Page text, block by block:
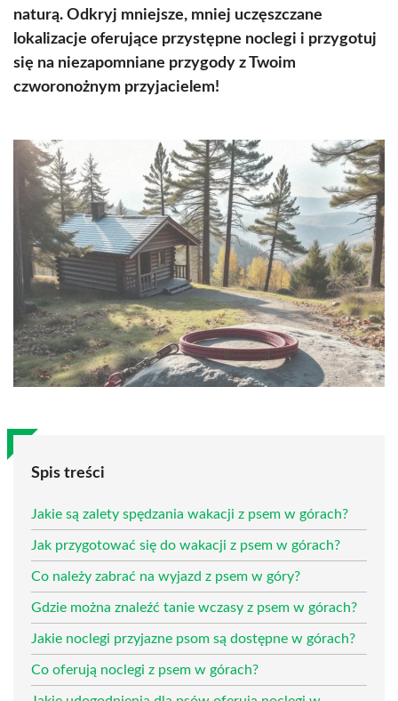
naturą. Odkryj mniejsze, mniej uczęszczane
lokalizacje oferujące przystępne noclegi i przygotuj
się na niezapomniane przygody z Twoim
czworonożnym przyjacielem!
Spis treści
Jakie są zalety spędzania wakacji z psem w górach?
Jak przygotować się do wakacji z psem w górach?
Co należy zabrać na wyjazd z psem w góry?
Gdzie można znaleźć tanie wczasy z psem w górach?
Jakie noclegi przyjazne psom są dostępne w górach?
Co oferują noclegi z psem w górach?